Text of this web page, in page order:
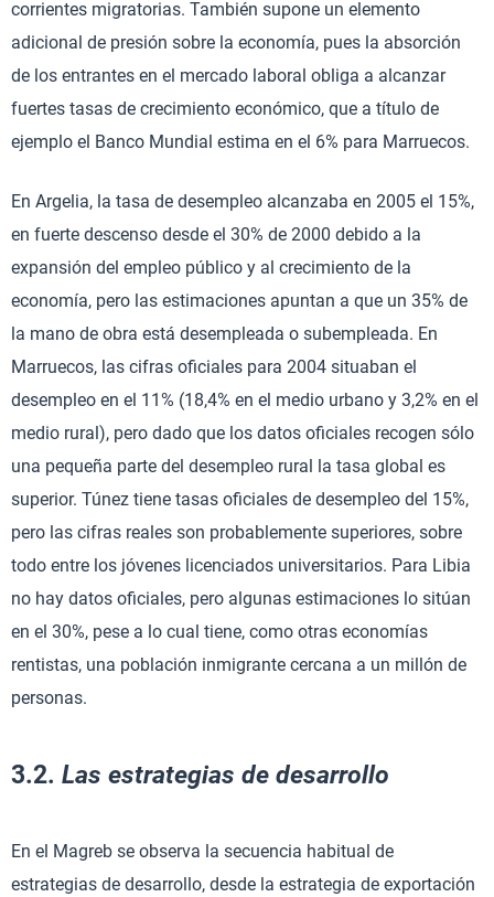
corrientes migratorias. También supone un elemento
adicional de presión sobre la economía, pues la absorción
de los entrantes en el mercado laboral obliga a alcanzar
fuertes tasas de crecimiento económico, que a título de
ejemplo el Banco Mundial estima en el 6% para Marruecos.
En Argelia, la tasa de desempleo alcanzaba en 2005 el 15%,
en fuerte descenso desde el 30% de 2000 debido a la
expansión del empleo público y al crecimiento de la
economía, pero las estimaciones apuntan a que un 35% de
la mano de obra está desempleada o subempleada. En
Marruecos, las cifras oficiales para 2004 situaban el
desempleo en el 11% (18,4% en el medio urbano y 3,2% en el
medio rural), pero dado que los datos oficiales recogen sólo
una pequeña parte del desempleo rural la tasa global es
superior. Túnez tiene tasas oficiales de desempleo del 15%,
pero las cifras reales son probablemente superiores, sobre
todo entre los jóvenes licenciados universitarios. Para Libia
no hay datos oficiales, pero algunas estimaciones lo sitúan
en el 30%, pese a lo cual tiene, como otras economías
rentistas, una población inmigrante cercana a un millón de
personas.
3.2. Las estrategias de desarrollo
En el Magreb se observa la secuencia habitual de
estrategias de desarrollo, desde la estrategia de exportación